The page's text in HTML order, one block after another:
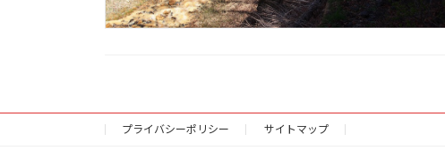
プライバシーポリシー サイトマップ